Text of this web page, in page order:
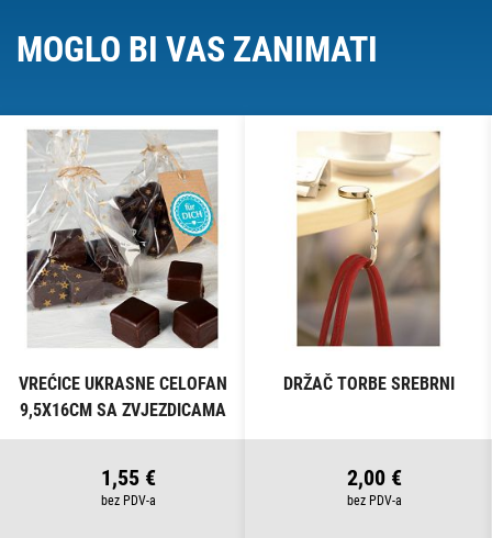
MOGLO BI VAS ZANIMATI
VREĆICE UKRASNE CELOFAN
9,5X16CM SA ZVJEZDICAMA
PK10 HEYDA 20-30892 50
1,55 €
DRŽAČ TORBE SREBRNI
2,00 €